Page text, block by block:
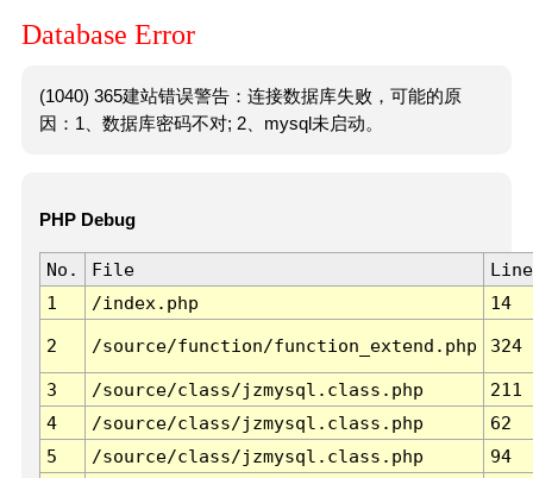
Database Error
(1040) 365建站错误警告：连接数据库失败，可能的原
因：1、数据库密码不对; 2、mysql未启动。
PHP Debug
No. File
Line
1
/index.php 14
2 /source/function/function_extend.php 324
3 /source/class/jzmysql.class.php
211
4
/source/class/jzmysql.class.php
62
5
/source/class/jzmysql.class.php
94